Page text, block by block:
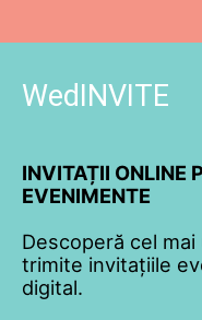
WedINVITE
INVITAȚII ONLINE
EVENIMENTE
Descoperă cel
trimite invitațiile
digital.